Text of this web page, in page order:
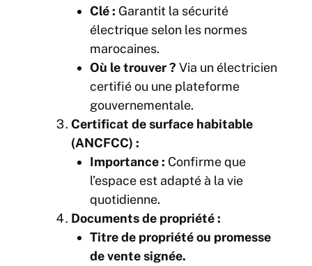
Clé : Garantit la sécurité
électrique selon les normes
marocaines.
Où le trouver ? Via un électricien
certifié ou une plateforme
gouvernementale.
Certificat de surface habitable
(ANCFCC) :
Importance : Confirme que
l’espace est adapté à la vie
quotidienne.
Documents de propriété :
Titre de propriété ou promesse
de vente signée.